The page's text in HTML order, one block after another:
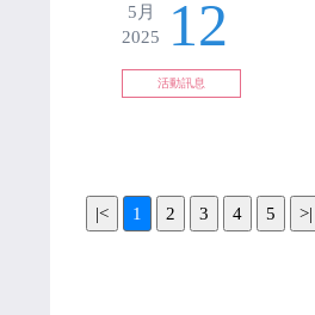
5月
2025
12
活動訊息